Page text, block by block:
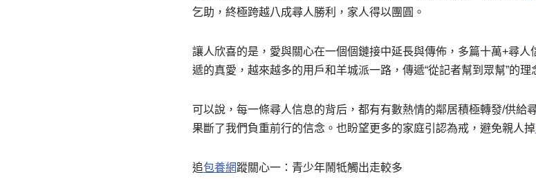
乞助，終極跨越八成尋人勝利，家人得以團圓。
讓人欣喜的是，愛與關心在一個個鏈接中延長與傳佈，多篇十萬+尋
遞的真愛，越來越多的用戶和羊城派一路，傳遞“從記者幫到眾幫”的理
可以說，每一條尋人信息的背后，都有有數熱情的鄰居積極轉發/供給
果斷了我們負重前行的信念。也盼望更多的家庭引認為戒，避免親人掉
追包養網蹤關心一：青少年鬧牴觸出走較多